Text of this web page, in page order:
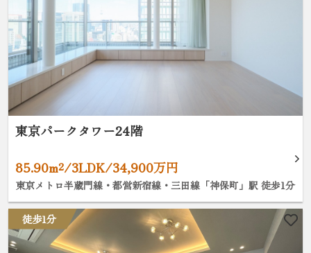
東京パークタワー24階
85.90m²/3LDK/34,900万円
東京メトロ半蔵門線・都営新宿線・三田線「神保町」駅 徒歩1分
徒歩1分